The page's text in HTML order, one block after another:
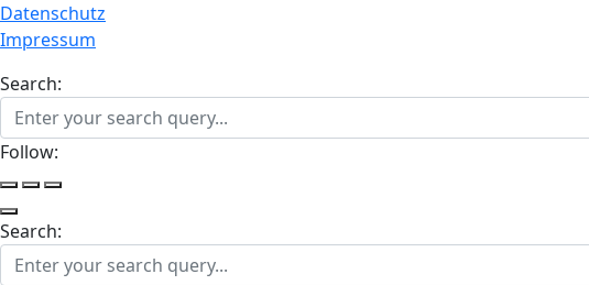
Datenschutz
Impressum
Search:
Follow:
Search: